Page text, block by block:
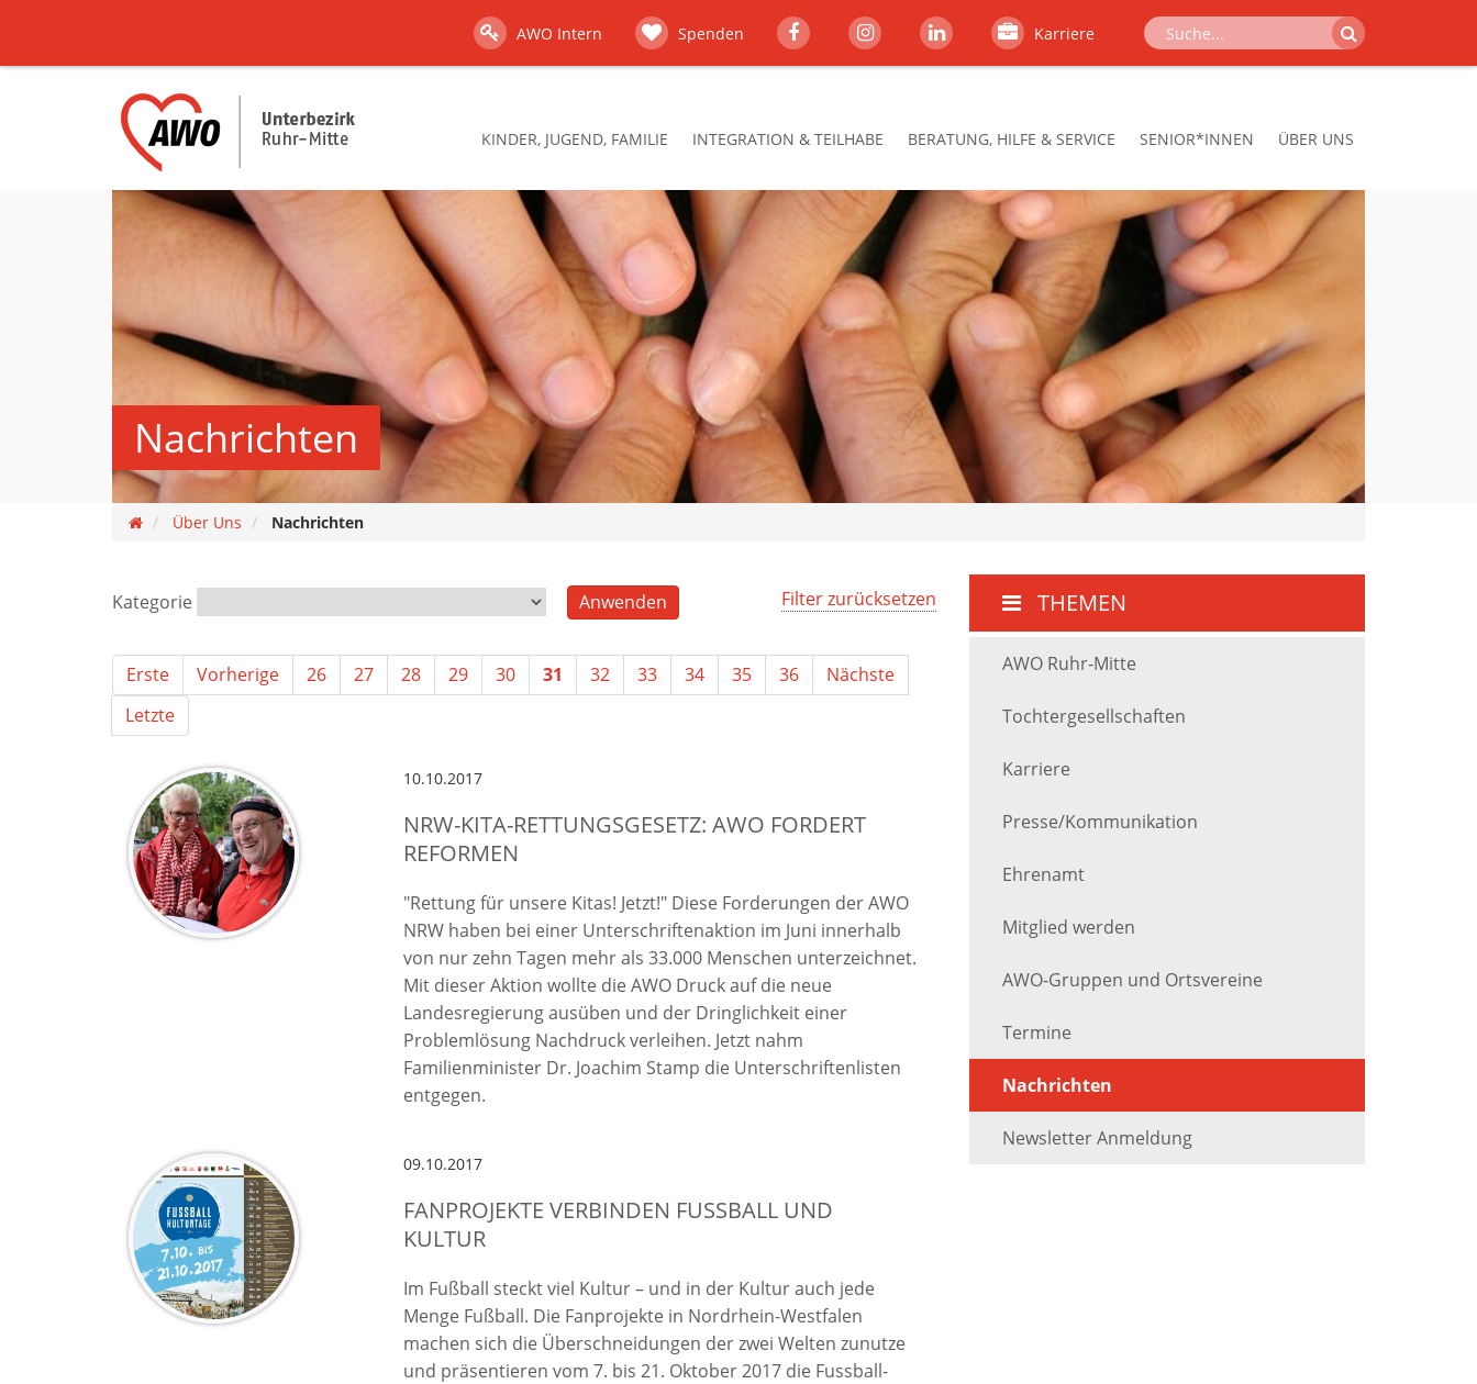
AWO Intern Spenden Karriere
KINDER, JUGEND, FAMILIE INTEGRATION & TEILHABE BERATUNG, HILFE & SERVICE SENIOR*INNEN ÜBER UNS
Nachrichten
Über Uns Nachrichten
Kategorie Filter zurücksetzen
Erste Vorherige 26 27 28 29 30 31 32 33 34 35 36
Nächste
Letzte
10.10.2017
NRW-KITA-RETTUNGSGESETZ: AWO FORDERT
REFORMEN
"Rettung für unsere Kitas! Jetzt!" Diese Forderungen der AWO
NRW haben bei einer Unterschriftenaktion im Juni innerhalb
von nur zehn Tagen mehr als 33.000 Menschen unterzeichnet.
Mit dieser Aktion wollte die AWO Druck auf die neue
Landesregierung ausüben und der Dringlichkeit einer
Problemlösung Nachdruck verleihen. Jetzt nahm
Familienminister Dr. Joachim Stamp die Unterschriftenlisten
entgegen.
09.10.2017
FANPROJEKTE VERBINDEN FUSSBALL UND K
ULTUR
Im Fußball steckt viel Kultur – und in der Kultur auch jede
Menge Fußball. Die Fanprojekte in Nordrhein-Westfalen
machen sich die Überschneidungen der zwei Welten zunutze
und präsentieren vom 7. bis 21. Oktober 2017 die Fussball-
THEMEN
AWO Ruhr-Mitte
Tochtergesellschaften
Karriere
Presse/Kommunikation
Ehrenamt
Mitglied werden
AWO-Gruppen und Ortsvereine
Termine
Nachrichten
Newsletter Anmeldung